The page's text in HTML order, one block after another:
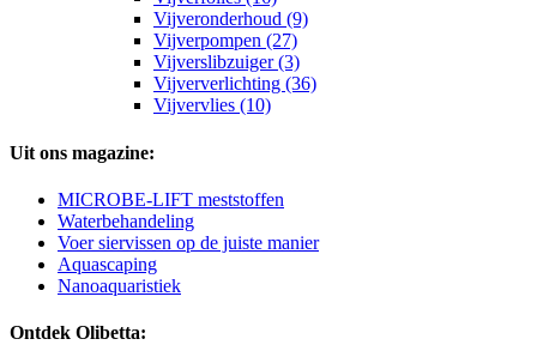
Vijveronderhoud (9)
Vijverpompen (27)
Vijverslibzuiger (3)
Vijververlichting (36)
Vijvervlies (10)
Uit ons magazine:
MICROBE-LIFT meststoffen
Waterbehandeling
Voer siervissen op de juiste manier
Aquascaping
Nanoaquaristiek
Ontdek Olibetta: